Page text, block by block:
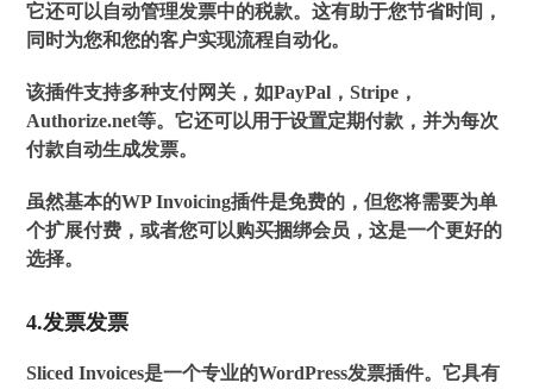
它还可以自动管理发票中的税款。这有助于您节省时间，
同时为您和您的客户实现流程自动化。
该插件支持多种支付网关，如PayPal，Stripe，
Authorize.net等。它还可以用于设置定期付款，并为每次
付款自动生成发票。
虽然基本的WP Invoicing插件是免费的，但您将需要为单
个扩展付费，或者您可以购买捆绑会员，这是一个更好的
选择。
4.发票发票
Sliced Invoices是一个专业的WordPress发票插件。它具有